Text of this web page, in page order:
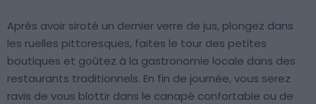
Après avoir siroté un dernier verre de jus, plongez dans
les ruelles pittoresques, faites le tour des petites
boutiques et goûtez à la gastronomie locale dans des
restaurants traditionnels. En fin de journée, vous serez
ravis de vous blottir dans le canapé confortable ou de